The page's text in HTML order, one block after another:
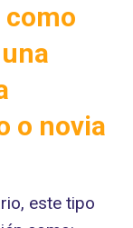
o novia
este tipo